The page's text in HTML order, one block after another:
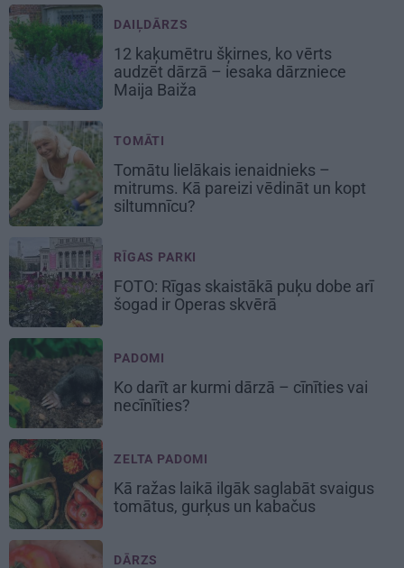
DAIĻDĀRZS
12 kaķumētru šķirnes, ko vērts
audzēt dārzā – iesaka dārzniece
Maija Baiža
TOMĀTI
Tomātu lielākais ienaidnieks –
mitrums. Kā pareizi vēdināt un kopt
siltumnīcu?
RĪGAS PARKI
FOTO: Rīgas skaistākā puķu dobe arī
šogad ir Operas skvērā
PADOMI
Ko darīt ar kurmi dārzā – cīnīties vai
necīnīties?
ZELTA PADOMI
Kā ražas laikā ilgāk saglabāt svaigus
tomātus, gurķus un kabačus
DĀRZS